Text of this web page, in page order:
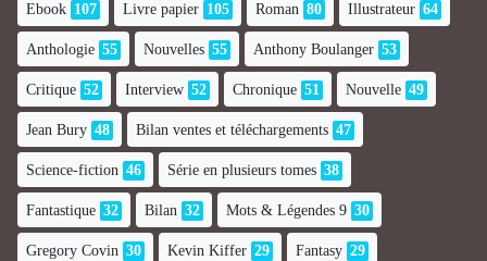
Ebook 107 Livre papier 105 Roman 80 Illustrateur 64
Anthologie 55 Nouvelles 55 Anthony Boulanger 53
Critique 52 Interview 52 Chronique 51 Nouvelle 49
Jean Bury 48 Bilan ventes et téléchargements 47
Science-fiction 46 Série en plusieurs tomes 38
Fantastique 32 Bilan 32 Mots & Légendes 9 30
Gregory Covin 30 Kevin Kiffer 29 Fantasy 29